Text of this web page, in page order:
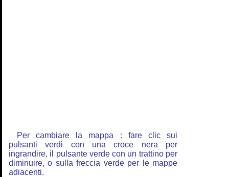
Per cambiare la mappa : fare clic sui
pulsanti verdi con una croce nera per
ingrandire, il pulsante verde con un trattino per
diminuire, o sulla freccia verde per le mappe
adiacenti.